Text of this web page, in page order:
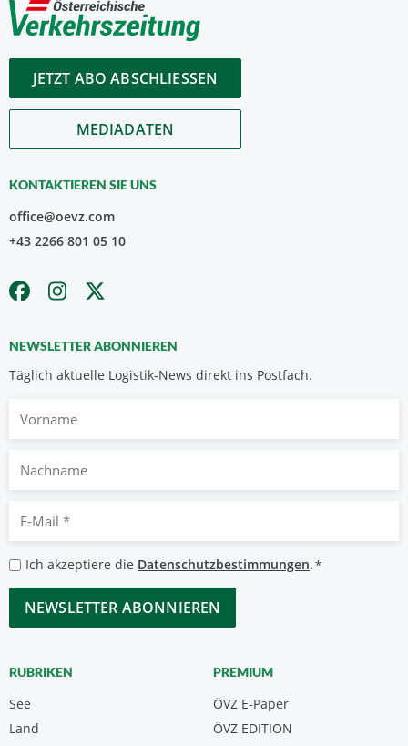
JETZT ABO ABSCHLIESSEN
MEDIADATEN
KONTAKTIEREN SIE UNS
office@oevz.com
+43 2266 801 05 10
NEWSLETTER ABONNIEREN
Täglich aktuelle Logistik-News direkt ins Postfach.
Vorname
Nachname
Mail
*
Datenschutzbestimmungen
*
Ich akzeptiere die Datenschutzbestimmungen.*
CAPTCHA
RUBRIKEN
See
Land
PREMIUM
ÖVZ E-Paper
ÖVZ EDITION